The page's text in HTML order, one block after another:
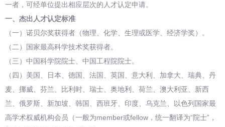
一者，可经单位提出相应层次的人才认定申请。
一、杰出人才认定标准
（一）诺贝尔奖获得者（物理、化学、生理或医学、经济学奖）。
（二）国家最高科学技术奖获得者。
（三）中国科学院院士、中国工程院院士。
（四）美国、日本、德国、法国、英国、意大利、加拿大、瑞典、丹
麦、挪威、芬兰、比利时、瑞士、奥地利、荷兰、澳大利亚、新西
兰、俄罗斯、新加坡、韩国、西班牙、印度、乌克兰、以色列国家最
高学术权威机构会员（一般为member或fellow，统一翻译为“院士”，